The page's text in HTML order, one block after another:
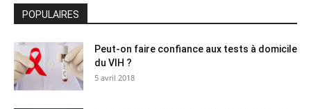
POPULAIRES
Peut-on faire confiance aux tests à domicile
du VIH ?
5 avril 2018